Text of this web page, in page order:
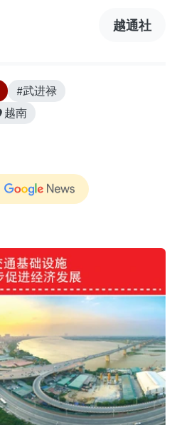
越通社
#武进禄
越南